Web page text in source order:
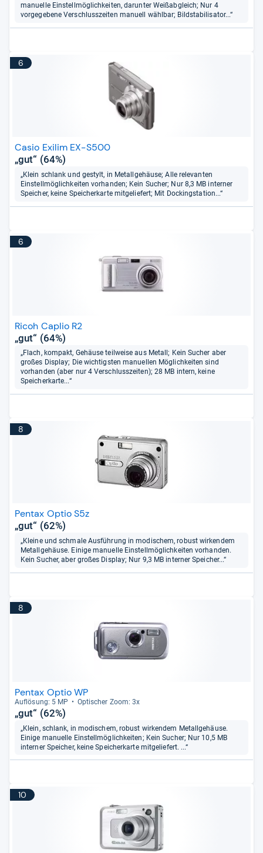
manuelle Einstellmöglichkeiten, darunter Weißabgleich; Nur 4
vorgegebene Verschlusszeiten manuell wählbar; Bildstabilisator...“
6
Casio Exilim EX-S500
„gut“ (64%)
„Klein schlank und gestylt, in Metallgehäuse; Alle relevanten
Einstellmöglichkeiten vorhanden; Kein Sucher; Nur 8,3 MB interner
Speicher, keine Speicherkarte mitgeliefert; Mit Dockingstation...“
6
Ricoh Caplio R2
„gut“ (64%)
„Flach, kompakt, Gehäuse teilweise aus Metall; Kein Sucher aber
großes Display; Die wichtigsten manuellen Möglichkeiten sind
vorhanden (aber nur 4 Verschlusszeiten); 28 MB intern, keine
Speicherkarte...“
8
Pentax Optio S5z
„gut“ (62%)
„Kleine und schmale Ausführung in modischem, robust wirkendem
Metallgehäuse. Einige manuelle Einstellmöglichkeiten vorhanden.
Kein Sucher, aber großes Display; Nur 9,3 MB interner Speicher...“
8
Pentax Optio WP
Auf­lö­sung: 5 MP Opti­scher Zoom: 3x
„gut“ (62%)
„Klein, schlank, in modischem, robust wirkendem Metallgehäuse.
Einige manuelle Einstellmöglichkeiten; Kein Sucher; Nur 10,5 MB
interner Speicher, keine Speicherkarte mitgeliefert. ...“
10